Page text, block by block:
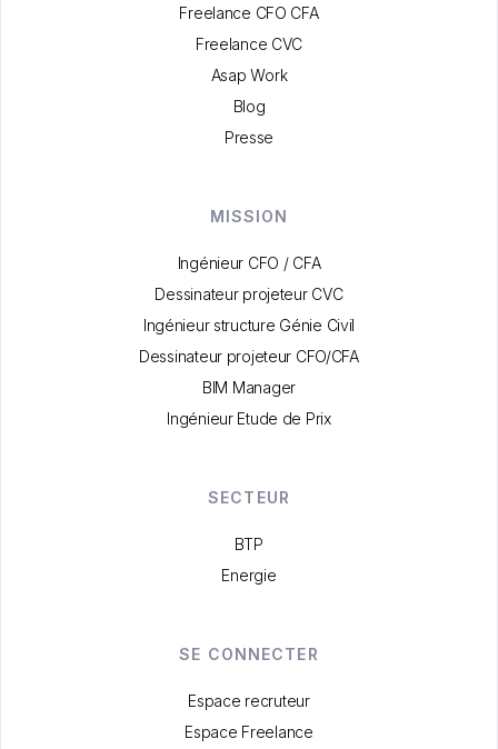
Freelance CFO CFA
Freelance CVC
Asap Work
Blog
Presse
MISSION
Ingénieur CFO / CFA
Dessinateur projeteur CVC
Ingénieur structure Génie Civil
Dessinateur projeteur CFO/CFA
BIM Manager
Ingénieur Etude de Prix
SECTEUR
BTP
Energie
SE CONNECTER
Espace recruteur
Espace Freelance